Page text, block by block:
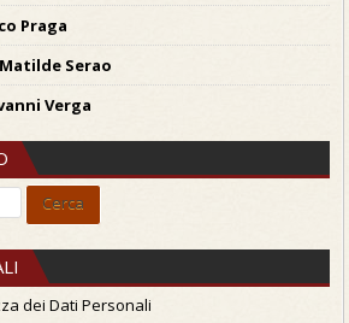
Praga
Serao
Verga
Cerca
dei Dati Personali